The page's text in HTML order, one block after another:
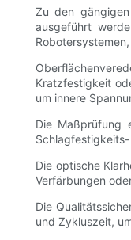
Zu den
ausgeführt
Kratzfestigkeit
um innere
Die Maßprüfung
Die optische
Verfärbungen
Die
und Zykluszeit,